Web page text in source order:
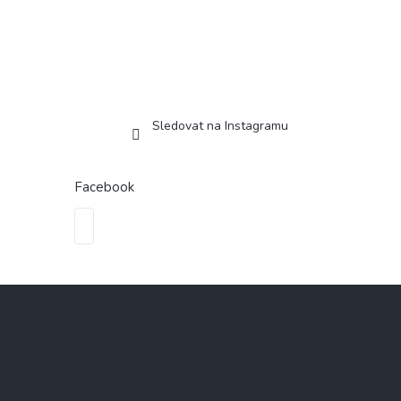
Sledovat na Instagramu
Facebook